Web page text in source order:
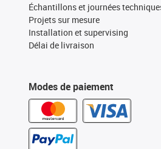
Échantillons et journées
Projets sur mesure
Installation et supervising
Délai de livraison
Modes de paiement